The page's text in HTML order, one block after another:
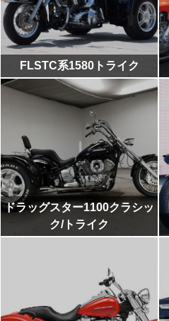
FLSTC系1580トライク
ドラッグスター1100クラシッ
ク/トライク